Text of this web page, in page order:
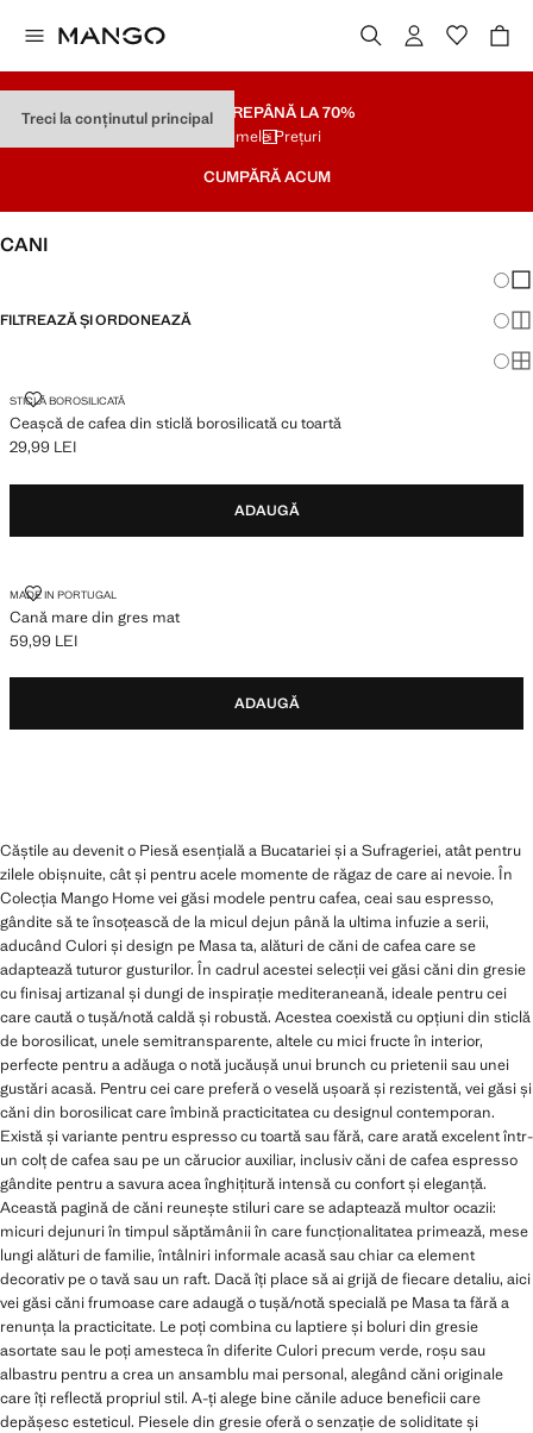
Treci la conținutul principalSOLDAREPÂNĂ LA 70%
Ultimele Prețuri
CUMPĂRĂ ACUM
CANI
FILTREAZĂ ȘI ORDONEAZĂ
STICLĂ BOROSILICATĂ
Ceașcă de cafea din sticlă borosilicată cu toartă
CEAȘCĂ DE CAFEA DIN STICLĂ BOROSILICATĂ CU TOARTĂ
Preț actual [29,99 LEI ]
29,99 LEI
ADAUGĂ
MADE IN PORTUGAL
Cană mare din gres mat
CANĂ MARE DIN GRES MAT
Preț actual [59,99 LEI ]
59,99 LEI
ADAUGĂ
Căștile au devenit o Piesă esențială a Bucatariei și a Sufrageriei, atât pentru
zilele obișnuite, cât și pentru acele momente de răgaz de care ai nevoie. În
Colecția Mango Home vei găsi modele pentru cafea, ceai sau espresso,
gândite să te însoțească de la micul dejun până la ultima infuzie a serii,
aducând Culori și design pe Masa ta, alături de căni de cafea care se
adaptează tuturor gusturilor. În cadrul acestei selecții vei găsi căni din gresie
cu finisaj artizanal și dungi de inspirație mediteraneană, ideale pentru cei
care caută o tușă/notă caldă și robustă. Acestea coexistă cu opțiuni din sticlă
de borosilicat, unele semitransparente, altele cu mici fructe în interior,
perfecte pentru a adăuga o notă jucăușă unui brunch cu prietenii sau unei
gustări acasă. Pentru cei care preferă o veselă ușoară și rezistentă, vei găsi și
căni din borosilicat care îmbină practicitatea cu designul contemporan.
Există și variante pentru espresso cu toartă sau fără, care arată excelent într-
un colț de cafea sau pe un cărucior auxiliar, inclusiv căni de cafea espresso
gândite pentru a savura acea înghițitură intensă cu confort și eleganță.
Această pagină de căni reunește stiluri care se adaptează multor ocazii:
micuri dejunuri în timpul săptămânii în care funcționalitatea primează, mese
lungi alături de familie, întâlniri informale acasă sau chiar ca element
decorativ pe o tavă sau un raft. Dacă îți place să ai grijă de fiecare detaliu, aici
vei găsi căni frumoase care adaugă o tușă/notă specială pe Masa ta fără a
renunța la practicitate. Le poți combina cu laptiere și boluri din gresie
asortate sau le poți amesteca în diferite Culori precum verde, roșu sau
albastru pentru a crea un ansamblu mai personal, alegând căni originale
care îți reflectă propriul stil. A-ți alege bine cănile aduce beneficii care
depășesc esteticul. Piesele din gresie oferă o senzație de soliditate și